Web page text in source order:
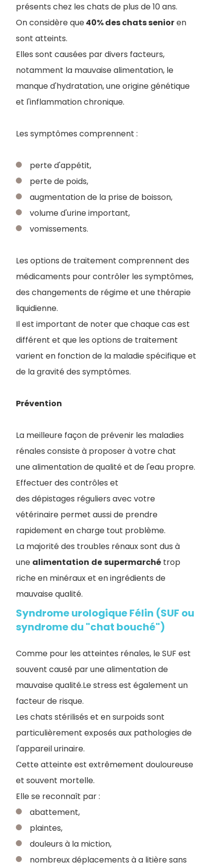
présents chez les chats de plus de 10 ans.
On considère que40% des chats senioren
sont atteints.
Elles sont causées par divers facteurs,
notamment la mauvaise alimentation, le
manque d'hydratation, une origine génétique
et l'inflammation chronique.
Les symptômes comprennent :
perte d'appétit,
perte de poids,
augmentation de la prise de boisson,
volume d'urine important,
vomissements.
Les options de traitement comprennent des
médicaments pour contrôler les symptômes,
des changements de régime et une thérapie
liquidienne.
Il est important de noter que chaque cas est
différent et que les options de traitement
varient en fonction de la maladie spécifique et
de la gravité des symptômes.
Prévention
La meilleure façon de prévenir les maladies
rénales consiste à proposer à votre chat
une alimentation de qualité et de l'eau propre.
Effectuer des contrôles et
des dépistages réguliers avec votre
vétérinaire permet aussi de prendre
rapidement en charge tout problème.
La majorité des troubles rénaux sont dus à
une alimentation desupermarché trop
riche en minéraux et en ingrédients de
mauvaise qualité.
Syndrome urologique Félin (SUF ou
syndrome du "chat bouché")
Comme pour les atteintes rénales, le SUF est
souvent causé par une alimentation de
mauvaise qualité.Le stress est également un
facteur de risque.
Les chats stérilisés et en surpoids sont
particulièrement exposés aux pathologies de
l'appareil urinaire.
Cette atteinte est extrêmement douloureuse
et souvent mortelle.
Elle se reconnaît par :
abattement,
plaintes,
douleurs à la miction,
nombreux déplacements à a litière sans